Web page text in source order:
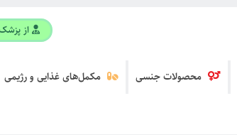
از
محصولات جنسی مکمل‌های غذایی و رژیمی